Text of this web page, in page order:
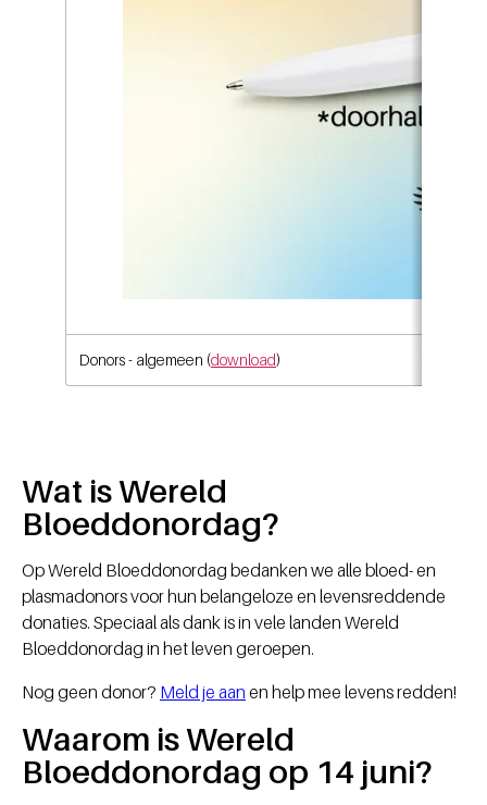
Donors - algemeen (download)
Wat is Wereld
Bloeddonordag?
Op Wereld Bloeddonordag bedanken we alle bloed- en
plasmadonors voor hun belangeloze en levensreddende
donaties. Speciaal als dank is in vele landen Wereld
Bloeddonordag in het leven geroepen.
Nog geen donor? Meld je aan en help mee levens redden!
Waarom is Wereld
Bloeddonordag op 14 juni?